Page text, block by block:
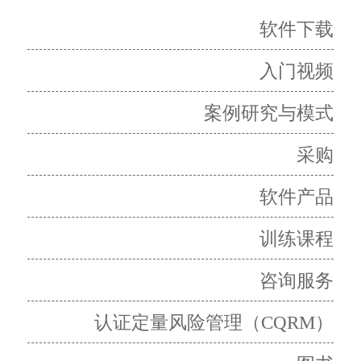
软件下载
入门视频
案例研究与模式
采购
软件产品
训练课程
咨询服务
认证定量风险管理（CQRM）